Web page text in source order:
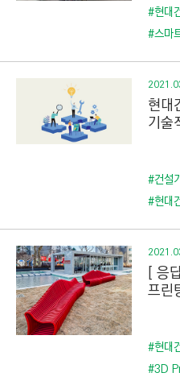
#현대
#스마
현대
기술
#건설
#현대
[ 응
프린
#현대
#3D